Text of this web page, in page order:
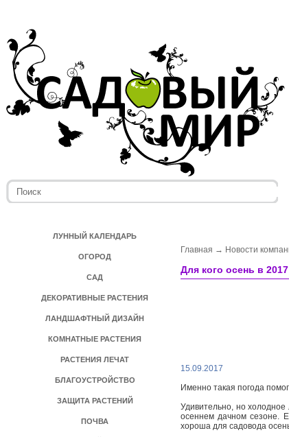
ЛУННЫЙ КАЛЕНДАРЬ
ОГОРОД
САД
ДЕКОРАТИВНЫЕ РАСТЕНИЯ
ЛАНДШАФТНЫЙ ДИЗАЙН
КОМНАТНЫЕ РАСТЕНИЯ
РАСТЕНИЯ ЛЕЧАТ
БЛАГОУСТРОЙСТВО
ЗАЩИТА РАСТЕНИЙ
ПОЧВА
Главная → Новости
Для кого осень в
15.09.2017
Именно такая погода
Удивительно, но холодное
осеннем дачном сезоне.
хороша для садовода